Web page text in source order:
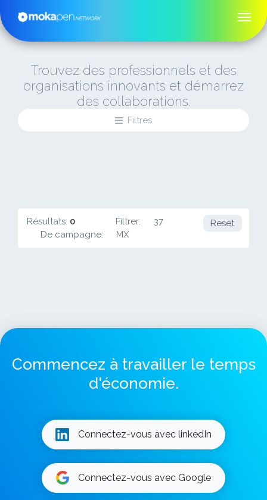
Trouvez des professionnels et des
organisations innovants et démarrez
des collaborations.
Filtres
Résultats: 0 Filtrer:
37
De campagne:
MX
Reset
Commencez à travailler le temps
d'économie.
Connectez-vous avec linkedIn
Connectez-vous avec Google